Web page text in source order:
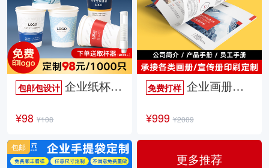
包邮包设计 企业纸杯定制
¥98 ¥108
免费打样企业画册定制
¥999 ¥2009
包邮
更多推荐